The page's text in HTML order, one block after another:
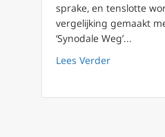
sprake, en tenslotte
vergelijking gemaakt
‘Synodale Weg’...
Lees Verderabout Mgr.